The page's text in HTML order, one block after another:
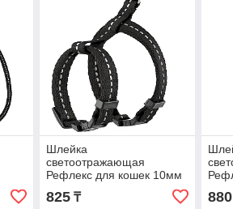
Шлейка
светоотражающая
Рефлекс для кошек 10мм
825₸ 880